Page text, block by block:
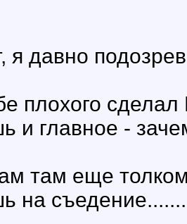
я давно
плохого
и главное -
там еще
на